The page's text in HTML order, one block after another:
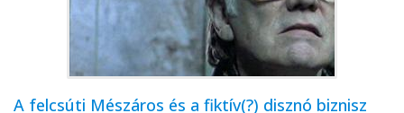
A felcsúti Mészáros és a fiktív(?) disznó biznisz